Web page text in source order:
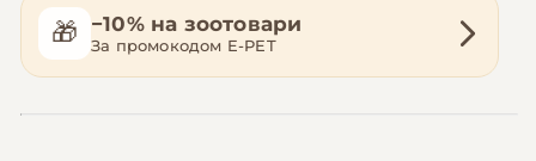
🎁 −10% на зоотовари
За промокодом E-PET